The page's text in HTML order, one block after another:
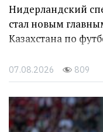
Нидерландский
стал новым
Казахстана по
07.08.2026 809